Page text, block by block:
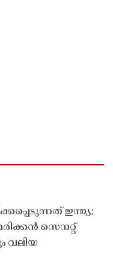
ഇന്ത്യ;
സെനറ്റ്
വലിയ